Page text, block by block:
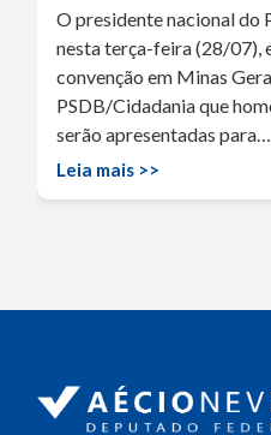
O presidente nacional do
nesta terça-feira (28/07),
convenção em Minas
PSDB/Cidadania que
serão apresentadas para…
Leia mais >>